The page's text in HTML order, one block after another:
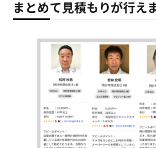
まとめて見積もりが行え